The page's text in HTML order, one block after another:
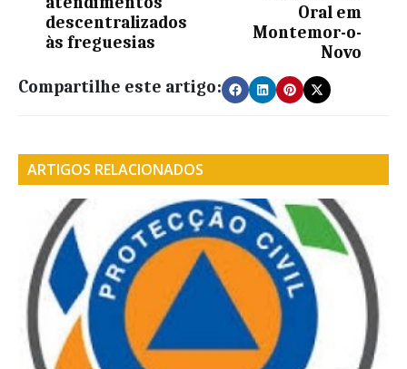
descentralizados
às freguesias
Oral em
Montemor-o-
Novo
Compartilhe este artigo:
ARTIGOS RELACIONADOS